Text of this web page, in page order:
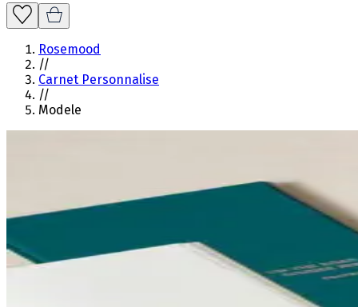
Rosemood
//
Carnet Personnalise
//
Modele